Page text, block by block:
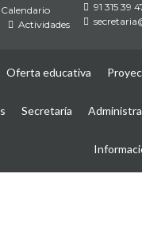
Calendario
Actividades
91 315 39
Oferta educativa
Secretaría